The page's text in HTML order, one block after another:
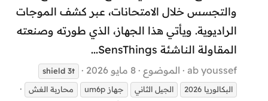
والتجسس خلال الامتحانات، عبر كشف الموجات
الراديوية. ويأتي هذا الجهاز، الذي طورته وصنعته
المقاولة الناشئة SensThings...
ab youssef الموضوع 8 مايو 2026 shield 3t
البكالوريا 2026
الجيل الثاني جهاز um6p محاربة الغش